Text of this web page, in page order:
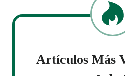
Artículos Más